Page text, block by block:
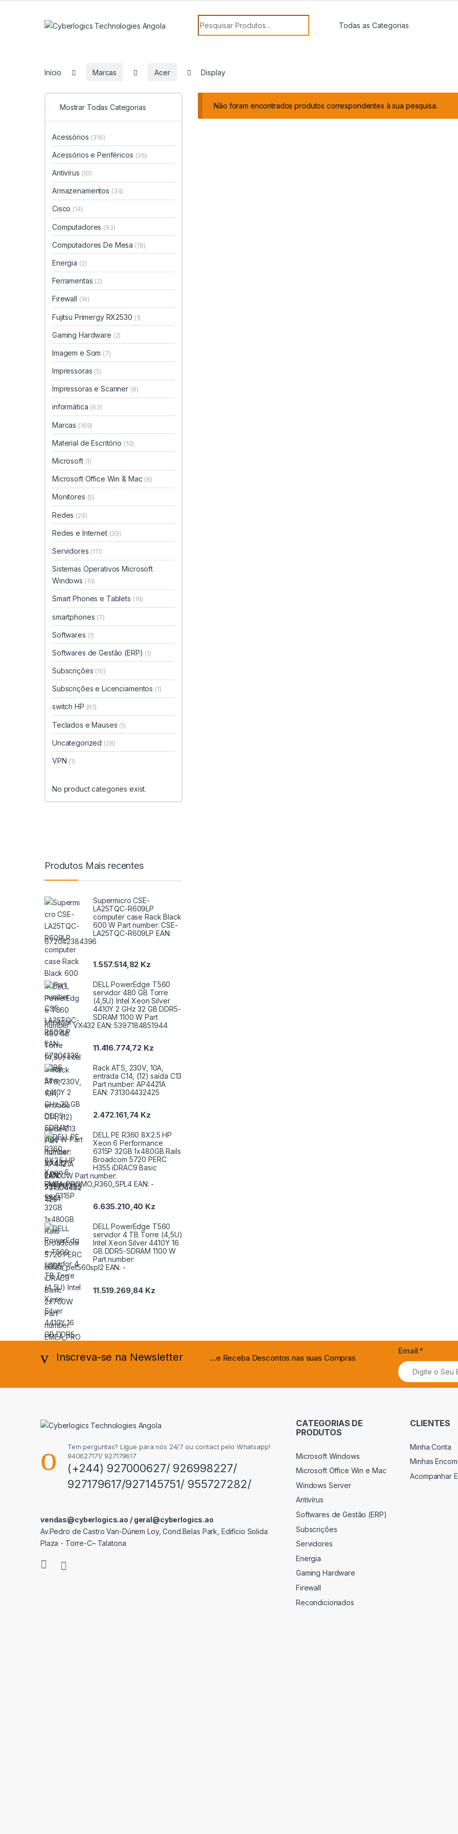
Search for:
Início Marcas Acer Display
Não foram encontrados produtos correspondentes à sua pesquisa.
Mostrar Todas Categorias
Acessórios (316)
Acessórios e Periféricos (36)
Antivírus (10)
Armazenamentos (34)
Cisco (14)
Computadores (93)
Computadores De Mesa (18)
Energia (2)
Ferramentas (2)
Firewall (14)
Fujitsu Primergy RX2530 (1)
Gaming Hardware (2)
Imagem e Som (7)
Impressoras (5)
Impressoras e Scanner (8)
informática (63)
Marcas (169)
Material de Escritório (10)
Microsoft (1)
Microsoft Office Win & Mac (8)
Monitores (5)
Redes (29)
Redes e Internet (39)
Servidores (111)
Sistemas Operativos Microsoft
Windows (10)
Smart Phones e Tablets (16)
smartphones (7)
Softwares (1)
Softwares de Gestão (ERP) (1)
Subscrições (10)
Subscrições e Licenciamentos (1)
switch HP (61)
Teclados e Mauses (1)
Uncategorized (28)
VPN (1)
No product categories exist.
Produtos Mais recentes
Supermicro CSE-
LA25TQC-R609LP
computer case Rack Black
600 W Part number: CSE-
LA25TQC-R609LP EAN:
672042384396
1.557.514,82 Kz
DELL PowerEdge T560
servidor 480 GB Torre
(4,5U) Intel Xeon Silver
4410Y 2 GHz 32 GB DDR5-
SDRAM 1100 W Part
number: VX432 EAN: 5397184851944
11.416.774,72 Kz
Rack ATS, 230V, 10A,
entrada C14, (12) saída C13
Part number: AP4421A
EAN: 731304432425
2.472.161,74 Kz
DELL PE R360 8X2.5 HP
Xeon 6 Performance
6315P 32GB 1x480GB Rails
Broadcom 5720 PERC
H355 iDRAC9 Basic
2x700W Part number:
EMEA_PROMO_R360_SPL4 EAN: -
6.635.210,40 Kz
DELL PowerEdge T560
servidor 4 TB Torre (4,5U)
Intel Xeon Silver 4410Y 16
GB DDR5-SDRAM 1100 W
Part number:
emea_pet560spl2 EAN: -
11.519.269,84 Kz
Inscreva-se na Newsletter ...e Receba Descontos nas suas Compras
Email *
Tem perguntas? Ligue para nós 24/7 ou contact pelo Whatsapp!
940627171/ 927179617
(+244) 927000627/ 926998227/
927179617/927145751/ 955727282/
vendas@cyberlogics.ao / geral@cyberlogics.ao
Av.Pedro de Castro Van-Dúnem Loy, Cond.Belas Park, Edifício Solida
Plaza - Torre-C– Talatona
CATEGORIAS DE
PRODUTOS
Microsoft Windows
Microsoft Office Win e Mac
Windows Server
Antivírus
Softwares de Gestão (ERP)
Subscrições
Servidores
Energia
Gaming Hardware
Firewall
Recondicionados
CLIENTES
Minha Conta
Minhas
Acompanhar